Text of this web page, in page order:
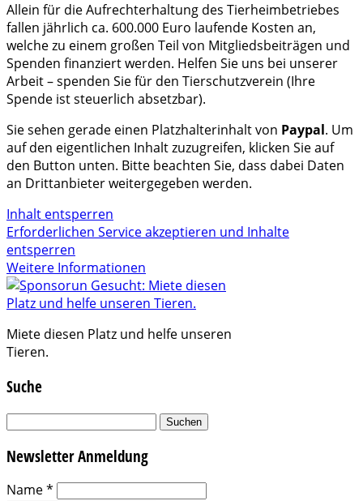
Allein für die Aufrechterhaltung des Tierheimbetriebes
fallen jährlich ca. 600.000 Euro laufende Kosten an,
welche zu einem großen Teil von Mitgliedsbeiträgen und
Spenden finanziert werden. Helfen Sie uns bei unserer
Arbeit – spenden Sie für den Tierschutzverein (Ihre
Spende ist steuerlich absetzbar).
Sie sehen gerade einen Platzhalterinhalt von Paypal. Um
auf den eigentlichen Inhalt zuzugreifen, klicken Sie auf
den Button unten. Bitte beachten Sie, dass dabei Daten
an Drittanbieter weitergegeben werden.
Inhalt entsperren
Erforderlichen Service akzeptieren und Inhalte
entsperren
Weitere Informationen
Miete diesen Platz und helfe unseren
Tieren.
Suche
Suchen
Newsletter Anmeldung
Name*